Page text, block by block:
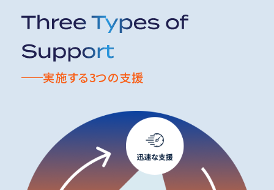
実施する3つの支援